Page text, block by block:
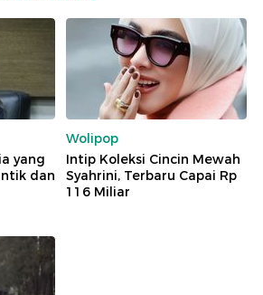
yang
dan
Wolipop
Intip Koleksi Cincin Mewah
Syahrini, Terbaru Capai Rp
116 Miliar